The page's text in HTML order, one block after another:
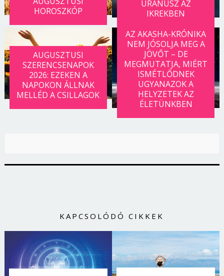
HOROSZKÓP
URÁNUSZ AZ
IKREKBEN
AUGUSZTUSI
SZERENCSENAPOK
2026: EZEKEN A
NAPOKON ÁLLNAK
MELLÉD A CSILLAGOK
AZ AKASHA-KRÓNIKA
NEM JÓSOLJA MEG A
JÖVŐT – DE
MEGMUTATJA, MIÉRT
ISMÉTLŐDNEK
UGYANAZOK A
HELYZETEK AZ
ÉLETÜNKBEN
KAPCSOLÓDÓ CIKKEK
Jelszó
Mégse Bejelentkezés